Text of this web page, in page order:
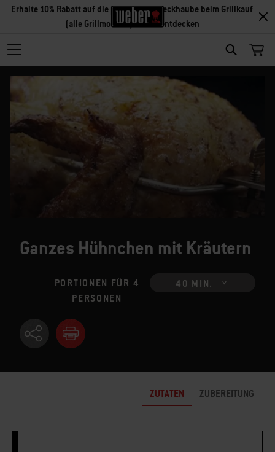
SEARCH
Erhalte 10% Rabatt auf die passende Abdeckhaube beim Grillkauf
(alle Grillmodelle) -Grills entdecken
Ganzes Hühnchen mit Kräutern
PORTIONEN FÜR 4
PERSONEN
40 MIN.
ZUTATEN ZUBEREITUNG